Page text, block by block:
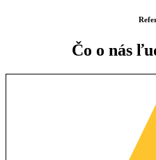
Čo o nás